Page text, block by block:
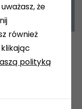
dyplomów
kwalifikacji
że
również
polityką